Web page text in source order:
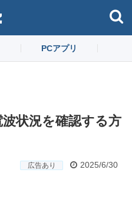
PCアプリ
状況を確認する方
広告あり 2025/6/30